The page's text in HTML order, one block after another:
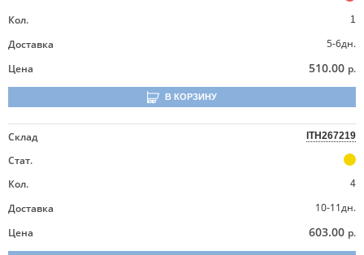
Кол.
1
Доставка
5-6дн.
Цена
510.00 р.
В КОРЗИНУ
Склад ITH267219
Стат.
Кол.
4
Доставка
10-11дн.
Цена
603.00 р.